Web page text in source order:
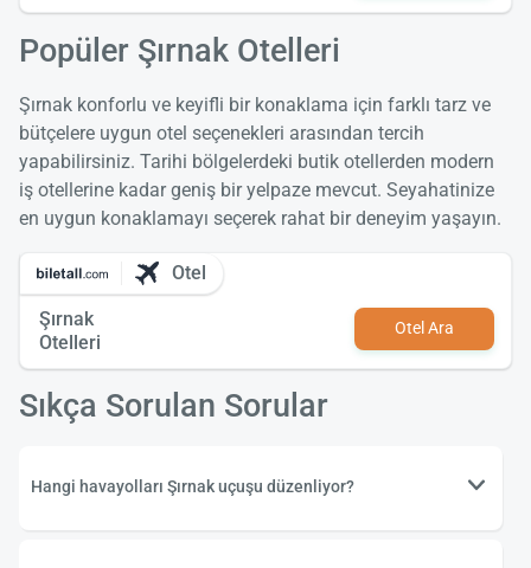
Popüler Şırnak Otelleri
Şırnak konforlu ve keyifli bir konaklama için farklı tarz ve
bütçelere uygun otel seçenekleri arasından tercih
yapabilirsiniz. Tarihi bölgelerdeki butik otellerden modern
iş otellerine kadar geniş bir yelpaze mevcut. Seyahatinize
en uygun konaklamayı seçerek rahat bir deneyim yaşayın.
Otel
Şırnak
Otelleri
Otel Ara
Sıkça Sorulan Sorular
Hangi havayolları Şırnak uçuşu düzenliyor?